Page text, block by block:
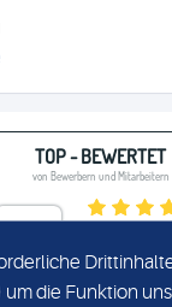
die Funktion